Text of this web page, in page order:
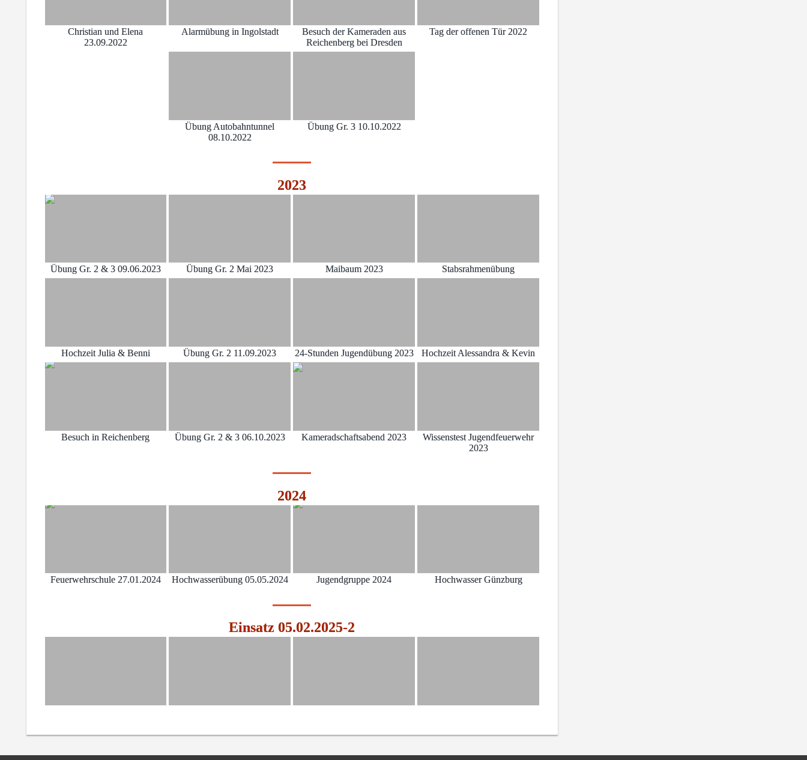
Christian und Elena
23.09.2022
Alarmübung in Ingolstadt
Besuch der Kameraden aus
Reichenberg bei Dresden
Tag der offenen Tür 2022
Übung Autobahntunnel
08.10.2022
Übung Gr. 3 10.10.2022
2023
Übung Gr. 2 & 3 09.06.2023 Übung Gr. 2 Mai 2023 Maibaum 2023 Stabsrahmenübung
Hochzeit Julia & Benni Übung Gr. 2 11.09.2023 24-Stunden Jugendübung 2023 Hochzeit Alessandra & Kevin
Besuch in Reichenberg Übung Gr. 2 & 3 06.10.2023 Kameradschaftsabend 2023
Wissenstest Jugendfeuerwehr
2023
2024
Feuerwehrschule 27.01.2024 Hochwasserübung 05.05.2024 Jugendgruppe 2024 Hochwasser Günzburg
Einsatz 05.02.2025-2